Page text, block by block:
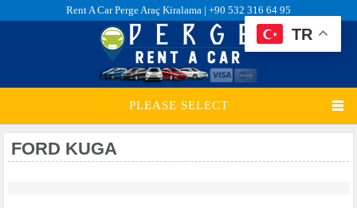
Rent A Car Perge Araç Kiralama | +90 532 316 64 95
PLEASE SELECT
FORD KUGA
TR